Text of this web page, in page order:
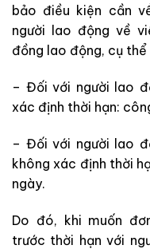
bảo điều kiện cần
người lao động về
đồng lao động, cụ thể
– Đối với người lao
xác định thời hạn:
– Đối với người lao
không xác định thời
ngày.
Do đó, khi muốn
trước thời hạn với